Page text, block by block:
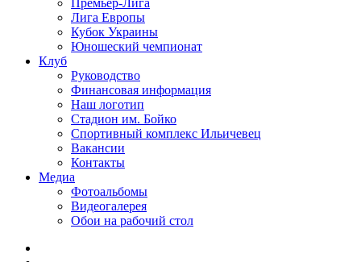
Премьер-Лига
Лига Европы
Кубок Украины
Юношеский чемпионат
Клуб
Руководство
Финансовая информация
Наш логотип
Стадион им. Бойко
Спортивный комплекс Ильичевец
Вакансии
Контакты
Медиа
Фотоальбомы
Видеогалерея
Обои на рабочий стол